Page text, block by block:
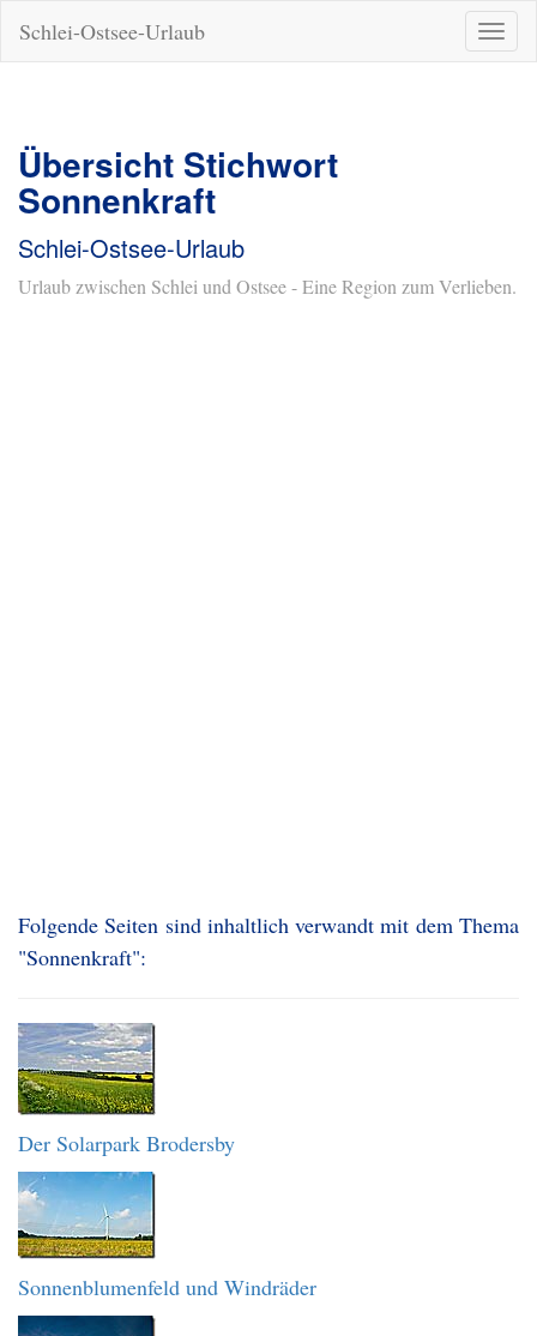
ein-/
Schlei-Ostsee-Urlaub
Übersicht Stichwort
Sonnenkraft
Schlei-Ostsee-Urlaub
Urlaub zwischen Schlei und Ostsee - Eine Region zum Verlieben.
Folgende Seiten sind inhaltlich verwandt mit dem Thema
"Sonnenkraft":
Der Solarpark Brodersby
Sonnenblumenfeld und Windräder